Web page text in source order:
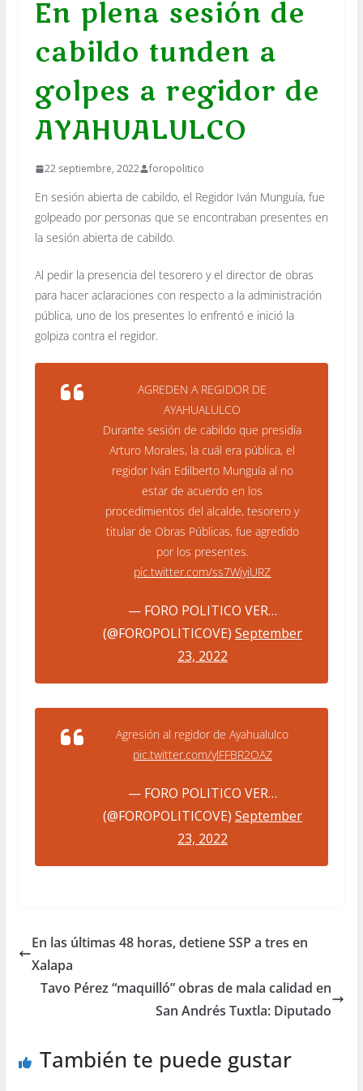
En plena sesión de
cabildo tunden a
golpes a regidor de
AYAHUALULCO
22 septiembre, 2022 foropolitico
En sesión abierta de cabildo, el Regidor Iván Munguía, fue
golpeado por personas que se encontraban presentes en
la sesión abierta de cabildo.
Al pedir la presencia del tesorero y el director de obras
para hacer aclaraciones con respecto a la administración
pública, uno de los presentes lo enfrentó e inició la
golpiza contra el regidor.
AGREDEN A REGIDOR DE
AYAHUALULCO
Durante sesión de cabildo que presidía
Arturo Morales, la cuál era pública, el
regidor Iván Edilberto Munguía al no
estar de acuerdo en los
procedimientos del alcalde, tesorero y
titular de Obras Públicas, fue agredido
por los presentes.
pic.twitter.com/ss7WjyiURZ
— FORO POLITICO VER…
(@FOROPOLITICOVE) September
23, 2022
Agresión al regidor de Ayahualulco
pic.twitter.com/ylFFBR2OAZ
— FORO POLITICO VER…
(@FOROPOLITICOVE) September
23, 2022
En las últimas 48 horas, detiene SSP a tres en
Xalapa
Tavo Pérez “maquilló” obras de mala calidad en
San Andrés Tuxtla: Diputado
También te puede gustar